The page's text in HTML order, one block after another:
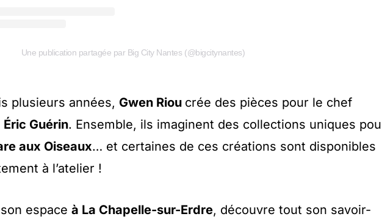
Une publication partagée par Big City Nantes (@bigcitynantes)
plusieurs années, Gwen Riou crée des pièces pour le chef
Éric Guérin. Ensemble, ils imaginent des collections uniques
aux Oiseaux… et certaines de ces créations sont disponibles
à l’atelier !
espace à La Chapelle-sur-Erdre, découvre tout son savoir-